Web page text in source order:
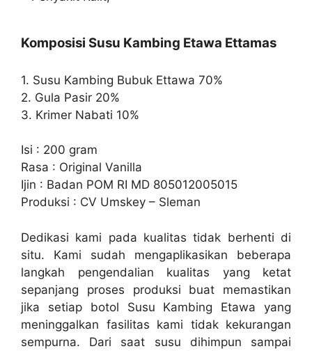
Komposisi Susu Kambing Etawa Ettamas
1. Susu Kambing Bubuk Ettawa 70%
2. Gula Pasir 20%
3. Krimer Nabati 10%
Isi : 200 gram
Rasa : Original Vanilla
Ijin : Badan POM RI MD 805012005015
Produksi : CV Umskey – Sleman
Dedikasi kami pada kualitas tidak berhenti di
situ. Kami sudah mengaplikasikan beberapa
langkah pengendalian kualitas yang ketat
sepanjang proses produksi buat memastikan
jika setiap botol Susu Kambing Etawa yang
meninggalkan fasilitas kami tidak kekurangan
sempurna. Dari saat susu dihimpun sampai